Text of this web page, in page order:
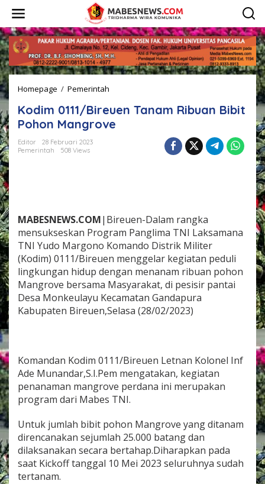
w
a
t
i
k
e
k
o
n
t
e
n
Homepage / Pemerintah
d
i
m
r
u
e
n
T
a
n
a
m
u
a
n
B
t
P
o
h
Kodim 0111/Bireuen Tanam Ribuan Bibit
Pohon Mangrove
Editor
28 Februari 2023
Pemerintah
508 Views
MABESNEWS.COM|Bireuen-Dalam rangka
mensukseskan Program Panglima TNI Laksamana
TNI Yudo Margono Komando Distrik Militer
(Kodim) 0111/Bireuen menggelar kegiatan peduli
lingkungan hidup dengan menanam ribuan pohon
Mangrove bersama Masyarakat, di pesisir pantai
Desa Monkeulayu Kecamatan Gandapura
Kabupaten Bireuen,Selasa (28/02/2023)
Komandan Kodim 0111/Bireuen Letnan Kolonel Inf
Ade Munandar,S.I.Pem mengatakan, kegiatan
penanaman mangrove perdana ini merupakan
program dari Mabes TNI.
Untuk jumlah bibit pohon Mangrove yang ditanam
direncanakan sejumlah 25.000 batang dan
dilaksanakan secara bertahap.Diharapkan pada
saat Kickoff tanggal 10 Mei 2023 seluruhnya sudah
tertanam.